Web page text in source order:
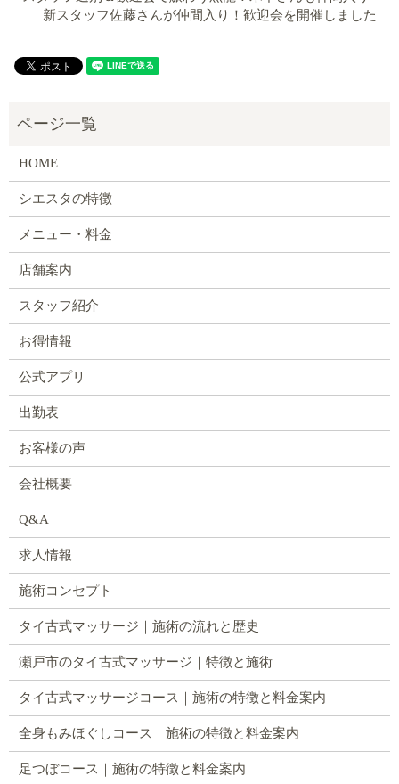
新スタッフ佐藤さんが仲間入り！歓迎会を開催しました
HOME
シエスタの特徴
メニュー・料金
店舗案内
スタッフ紹介
お得情報
公式アプリ
出勤表
お客様の声
会社概要
Q&A
求人情報
施術コンセプト
タイ古式マッサージ｜施術の流れと歴史
瀬戸市のタイ古式マッサージ｜特徴と施術
タイ古式マッサージコース｜施術の特徴と料金案内
全身もみほぐしコース｜施術の特徴と料金案内
足つぼコース｜施術の特徴と料金案内